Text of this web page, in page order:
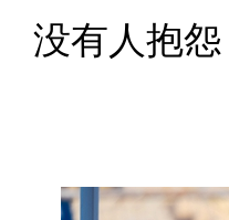
没有人抱